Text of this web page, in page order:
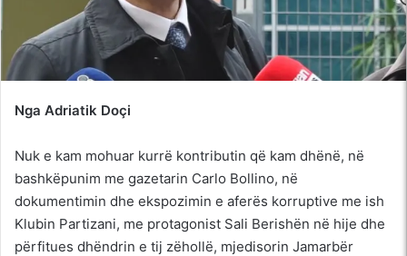
Nga Adriatik Doçi
Nuk e kam mohuar kurrë kontributin që kam dhënë, në
bashkëpunim me gazetarin Carlo Bollino, në
dokumentimin dhe ekspozimin e aferës korruptive me ish
Klubin Partizani, me protagonist Sali Berishën në hije dhe
përfitues dhëndrin e tij zëhollë, mjedisorin Jamarbër